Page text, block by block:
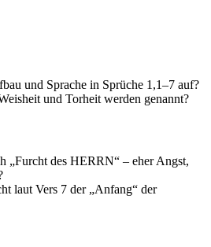
und Sprache in Sprüche 1,1–7 auf?
und Torheit werden genannt?
„Furcht des HERRN“ – eher Angst,
laut Vers 7 der „Anfang“ der